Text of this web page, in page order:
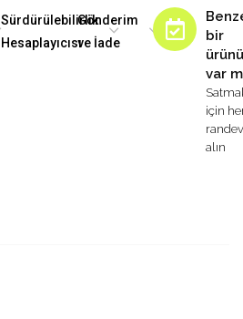
Sürdürülebilirlik
Hesaplayıcısı
Gönderim
ve İade
bir
var
için
alın